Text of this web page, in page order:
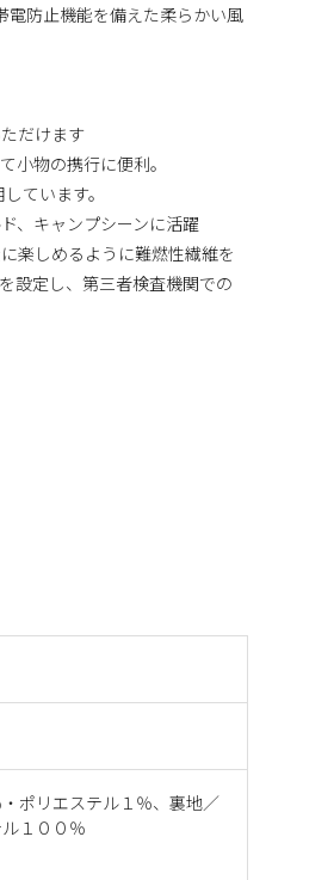
ポリエステル１％、裏地／
１００％
防止機能を備えた柔らかい風
だけます
小物の携行に便利。
ています。
、キャンプシーンに活躍
楽しめるように難燃性繊維を
設定し、第三者検査機関での